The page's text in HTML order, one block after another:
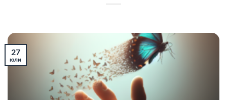
27
юли